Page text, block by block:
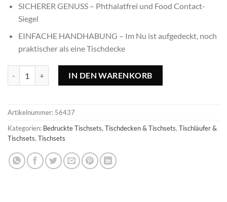
SICHERER GENUSS – Phthalatfrei und Food Contact-
Siegel
EINFACHE HANDHABUNG – Im Nu ist aufgedeckt, noch
praktischer als eine Tischdecke
IN DEN WARENKORB
Artikelnummer: 56437
Kategorien: Bedruckte Tischsets, Tischdecken & Tischsets, Tischläufer &
Tischsets, Tischsets